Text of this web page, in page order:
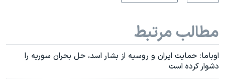
مطالب مرتبط
اوباما: حمایت ایران و روسیه از بشار اسد، حل بحران سوریه را
دشوار کرده است